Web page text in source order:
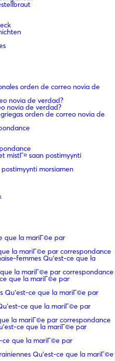
orden de correo novia de
novia de verdad?
novia de verdad?
orden de correo novia de
mistГ¤ saan postimyynti
morsiamen
que la mariГ©e par
la mariГ©e par correspondance
femmes Qu'est-ce que la
la mariГ©e par correspondance
que la mariГ©e par
Qu'est-ce que la mariГ©e par
ce que la mariГ©e par
la mariГ©e par correspondance
ce que la mariГ©e par
que la mariГ©e par
Qu'est-ce que la mariГ©e